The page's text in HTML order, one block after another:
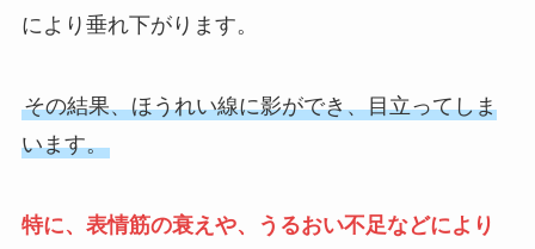
により垂れ下がります。
その結果、ほうれい線に影ができ、目立ってしま
います。
特に、表情筋の衰えや、うるおい不足などにより